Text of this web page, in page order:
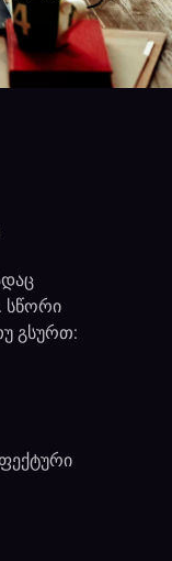
სწორი
გსურთ: